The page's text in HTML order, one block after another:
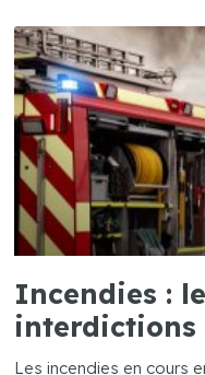
Incendies :
interdictions
Les incendies en cours